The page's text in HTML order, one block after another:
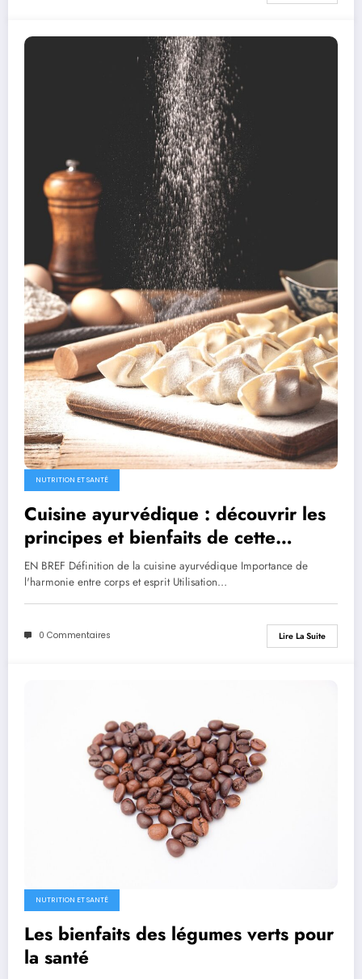
NUTRITION ET SANTÉ
Cuisine ayurvédique : découvrir les
principes et bienfaits de cette
approche alimentaire
EN BREF Définition de la cuisine ayurvédique Importance de
l'harmonie entre corps et esprit Utilisation…
0 Commentaires Lire La Suite
NUTRITION ET SANTÉ
Les bienfaits des légumes verts pour
la santé